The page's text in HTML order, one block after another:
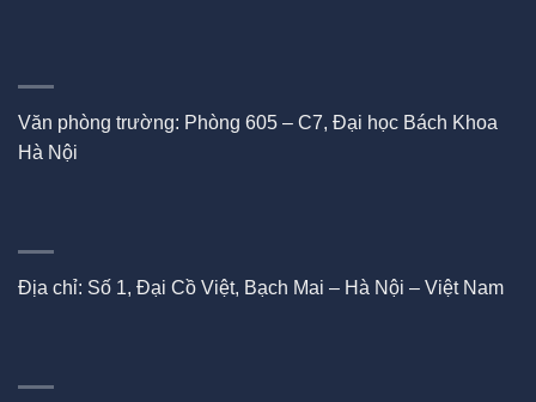
Văn phòng trường: Phòng 605 – C7, Đại học Bách Khoa
Hà Nội
Địa chỉ: Số 1, Đại Cồ Việt, Bạch Mai – Hà Nội – Việt Nam